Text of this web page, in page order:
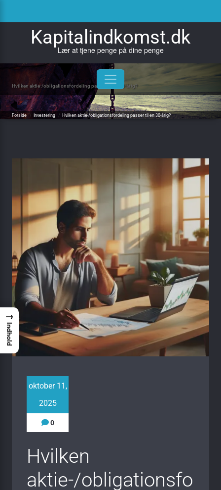
content
Kapitalindkomst.dk
Lær at tjene penge på dine penge
Hvilken aktie-/obligationsfordeling passer til en 30-årig?
Forside / Investering / Hvilken aktie-/obligationsfordeling passer til en 30-årig?
oktober 11,
2025
0
Hvilken
aktie-/obligationsfo
→
Indhold